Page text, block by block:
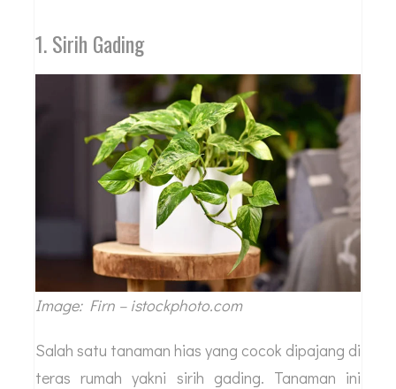
1. Sirih Gading
Image: Firn – istockphoto.com
Salah satu tanaman hias yang cocok dipajang di
teras rumah yakni sirih gading. Tanaman ini